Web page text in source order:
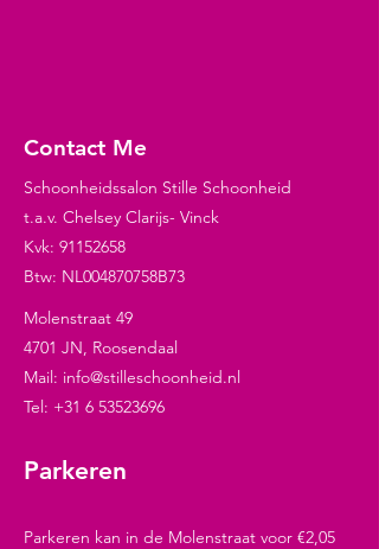
Contact Me
Schoonheidssalon Stille Schoonheid
t.a.v. Chelsey Clarijs- Vinck
Kvk: 91152658
Btw: NL004870758B73
Molenstraat 49
4701 JN, Roosendaal
Mail: info@stilleschoonheid.nl
Tel: +31 6 53523696
Parkeren
Parkeren kan in de Molenstraat voor €2,05